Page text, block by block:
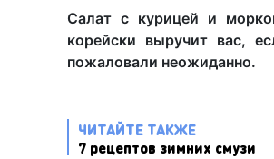
Салат с курицей и
корейски выручит вас,
пожаловали неожиданно.
ЧИТАЙТЕ ТАКЖЕ
7 рецептов зимних смузи